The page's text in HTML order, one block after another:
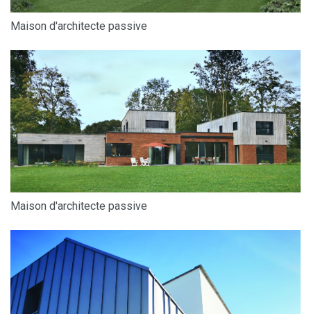
Maison d'architecte passive
Maison d'architecte passive